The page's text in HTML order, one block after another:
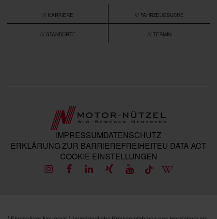
/// KARRIERE /// FAHRZEUGSUCHE
/// STANDORTE /// TERMIN
IMPRESSUMDATENSCHUTZ
ERKLÄRUNG ZUR BARRIEREFREIHEITEU DATA ACT
COOKIE EINSTELLUNGEN
1